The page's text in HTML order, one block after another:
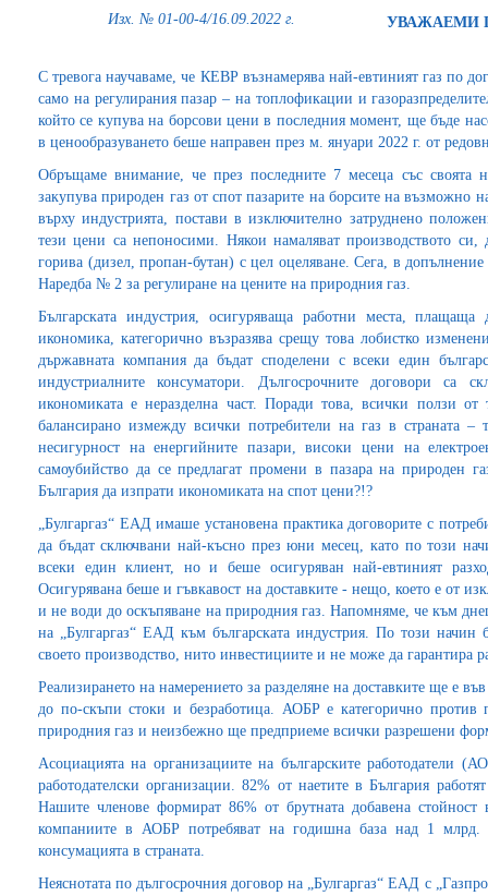
Изх. № 01-00-4/16.09.2022 г. УВАЖАЕМИ
С тревога научаваме, че КЕВР възнамерява най-евтиният газ по
само на регулирания пазар – на топлофикации и
който се купува на борсови цени в последния момент, ще бъде
в ценообразуването беше направен през м. януари 2022 г. от
Обръщаме внимание, че през последните 7 месеца със своята
закупува природен газ от спот пазарите на борсите на възможно
върху индустрията, постави в изключително затруднено
тези цени са непоносими. Някои намаляват производството си,
горива (дизел, пропан-бутан) с цел оцеляване. Сега, в
Наредба № 2 за регулиране на цените на природния газ.
Българската индустрия, осигуряваща работни места,
икономика, категорично възразява срещу това лобистко
държавната компания да бъдат споделени с всеки един
индустриалните консуматори. Дългосрочните договори са
икономиката е неразделна част. Поради това, всички ползи от
балансирано измежду всички потребители на газ в страната
несигурност на енергийните пазари, високи цени на
самоубийство да се предлагат промени в пазара на природен
България да изпрати икономиката на спот цени?!?
„Булгаргаз“ ЕАД имаше установена практика договорите с
да бъдат сключвани най-късно през юни месец, като по този
всеки един клиент, но и беше осигуряван най-евтиният
Осигурявана беше и гъвкавост на доставките - нещо, което е от
и не води до оскъпяване на природния газ. Напомняме, че към
на „Булгаргаз“ ЕАД към българската индустрия. По този начин
своето производство, нито инвестициите и не може да гарантира
Реализирането на намерението за разделяне на доставките ще е
до по-скъпи стоки и безработица. АОБР е категорично против
природния газ и неизбежно ще предприеме всички разрешени
Асоциацията на организациите на българските работодатели
работодателски организации. 82% от наетите в България
Нашите членове формират 86% от брутната добавена
компаниите в АОБР потребяват на годишна база над 1 млрд.
консумацията в страната.
Неяснотата по дългосрочния договор на „Булгаргаз“ ЕАД с